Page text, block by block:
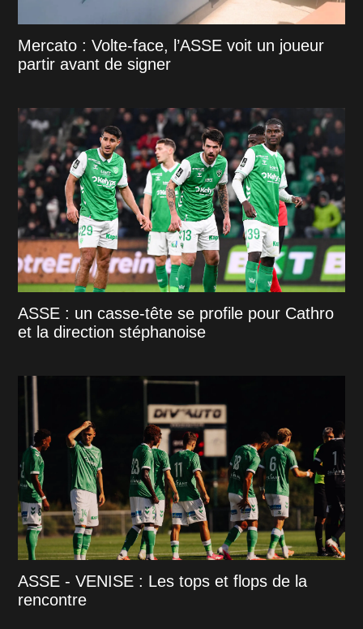
Mercato : Volte-face, l’ASSE voit un joueur
partir avant de signer
ASSE : un casse-tête se profile pour Cathro
et la direction stéphanoise
ASSE - VENISE : Les tops et flops de la
rencontre